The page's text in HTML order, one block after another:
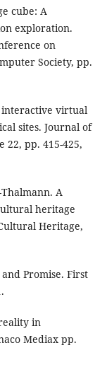
cube: A
exploration.
on
Society, pp.
interactive virtual
sites. Journal of
22, pp. 415-425,
A
heritage
Heritage,
Promise. First
in
Mediax pp.